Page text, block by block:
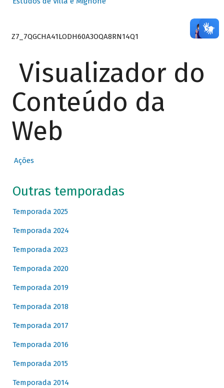
Z7_7QGCHA41LODH60A3OQA8RN14Q1
Visualizador do
Conteúdo da
Web
Ações
Outras temporadas
Temporada 2025
Temporada 2024
Temporada 2023
Temporada 2020
Temporada 2019
Temporada 2018
Temporada 2017
Temporada 2016
Temporada 2015
Temporada 2014